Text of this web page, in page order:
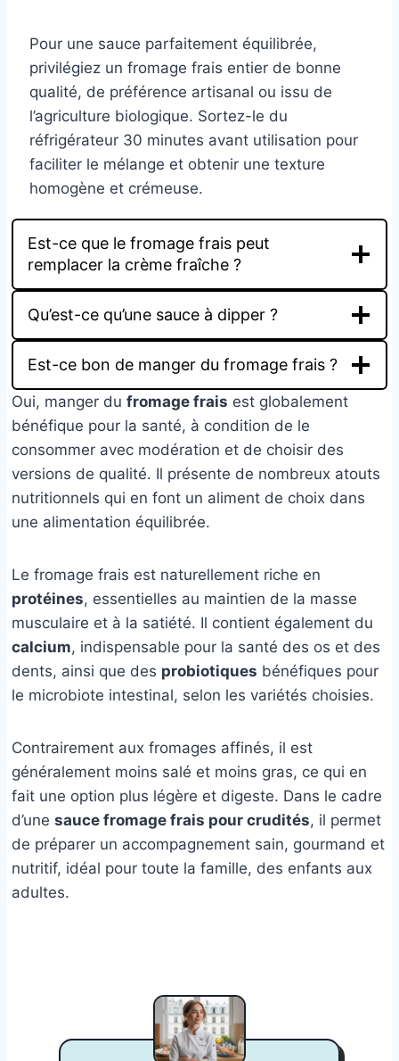
Pour une sauce parfaitement équilibrée,
privilégiez un fromage frais entier de bonne
qualité, de préférence artisanal ou issu de
l’agriculture biologique. Sortez-le du
réfrigérateur 30 minutes avant utilisation pour
faciliter le mélange et obtenir une texture
homogène et crémeuse.
Est-ce que le fromage frais peut
remplacer la crème fraîche ?
Qu’est-ce qu’une sauce à dipper ?
Est-ce bon de manger du fromage frais ?
Oui, manger du fromage frais est globalement
bénéfique pour la santé, à condition de le
consommer avec modération et de choisir des
versions de qualité. Il présente de nombreux atouts
nutritionnels qui en font un aliment de choix dans
une alimentation équilibrée.
Le fromage frais est naturellement riche en
protéines, essentielles au maintien de la masse
musculaire et à la satiété. Il contient également du
calcium, indispensable pour la santé des os et des
dents, ainsi que des probiotiques bénéfiques pour
le microbiote intestinal, selon les variétés choisies.
Contrairement aux fromages affinés, il est
généralement moins salé et moins gras, ce qui en
fait une option plus légère et digeste. Dans le cadre
d’une sauce fromage frais pour crudités, il permet
de préparer un accompagnement sain, gourmand et
nutritif, idéal pour toute la famille, des enfants aux
adultes.